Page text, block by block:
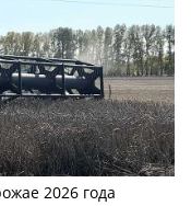
2026 года